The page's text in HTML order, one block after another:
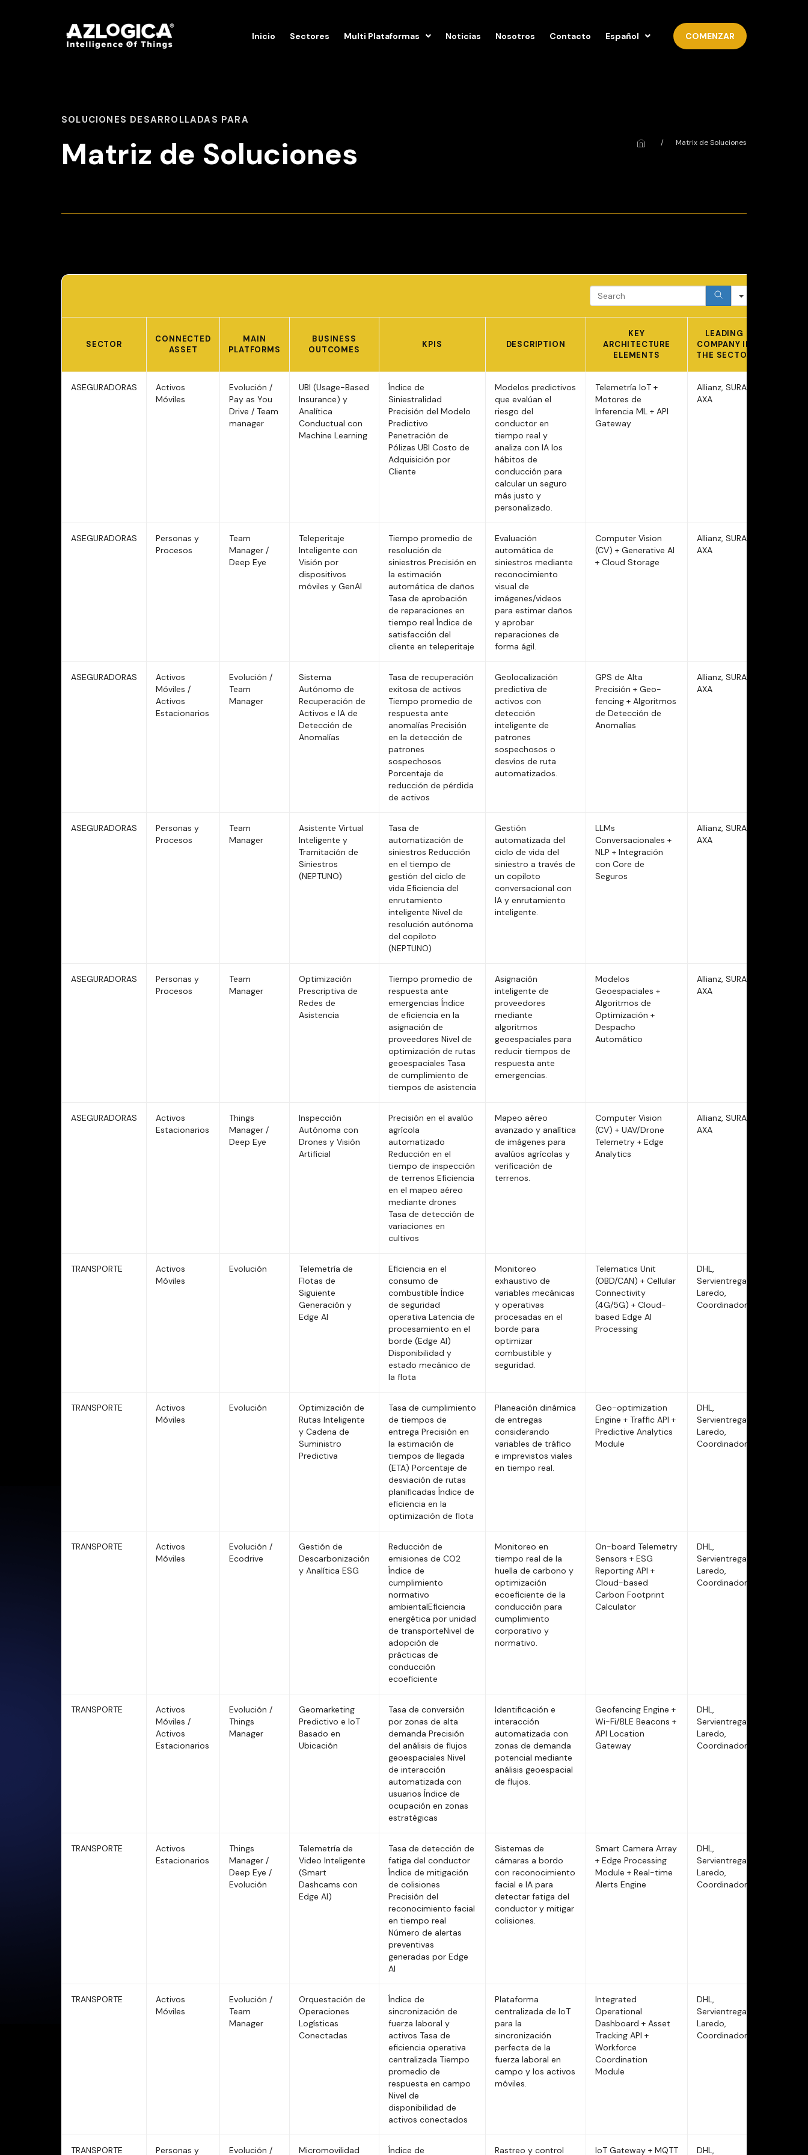
Inicio Sectores Multi Plataformas Noticias Nosotros Contacto Español COMENZAR
SOLUCIONES DESARROLLADAS PARA
Matriz de Soluciones / Matrix de Soluciones
SEARCH
SECTOR
CONNECTED
ASSET
MAIN
PLATFORMS
BUSINESS
OUTCOMES
KPIS DESCRIPTION
KEY
ARCHITECTURE
ELEMENTS
LEADING
COMPANY IN
THE SECTOR
ASEGURADORAS
Activos
Móviles
Evolución /
Pay as You
Drive / Team
manager
UBI (Usage-Based
Insurance) y
Analítica
Conductual con
Machine Learning
Índice de
Siniestralidad
Precisión del Modelo
Predictivo
Penetración de
Pólizas UBI Costo de
Adquisición por
Cliente
Modelos predictivos
que evalúan el
riesgo del
conductor en
tiempo real y
analiza con IA los
hábitos de
conducción para
calcular un seguro
más justo y
personalizado.
Telemetría IoT +
Motores de
Inferencia ML + API
Gateway
Allianz, SURA,
AXA
ASEGURADORAS
Personas y
Procesos
Team
Manager /
Deep Eye
Teleperitaje
Inteligente con
Visión por
dispositivos
móviles y GenAI
Tiempo promedio de
resolución de
siniestros Precisión en
la estimación
automática de daños
Tasa de aprobación
de reparaciones en
tiempo real Índice de
satisfacción del
cliente en teleperitaje
Evaluación
automática de
siniestros mediante
reconocimiento
visual de
imágenes/videos
para estimar daños
y aprobar
reparaciones de
forma ágil.
Computer Vision
(CV) + Generative AI
+ Cloud Storage
Allianz, SURA,
AXA
ASEGURADORAS
Activos
Móviles /
Activos
Estacionarios
Evolución /
Team
Manager
Sistema
Autónomo de
Recuperación de
Activos e IA de
Detección de
Anomalías
Tasa de recuperación
exitosa de activos
Tiempo promedio de
respuesta ante
anomalías Precisión
en la detección de
patrones
sospechosos
Porcentaje de
reducción de pérdida
de activos
Geolocalización
predictiva de
activos con
detección
inteligente de
patrones
sospechosos o
desvíos de ruta
automatizados.
GPS de Alta
Precisión + Geo-
fencing + Algoritmos
de Detección de
Anomalías
Allianz, SURA,
AXA
ASEGURADORAS
Personas y
Procesos
Team
Manager
Asistente Virtual
Inteligente y
Tramitación de
Siniestros
(NEPTUNO)
Tasa de
automatización de
siniestros Reducción
en el tiempo de
gestión del ciclo de
vida Eficiencia del
enrutamiento
inteligente Nivel de
resolución autónoma
del copiloto
(NEPTUNO)
Gestión
automatizada del
ciclo de vida del
siniestro a través de
un copiloto
conversacional con
IA y enrutamiento
inteligente.
LLMs
Conversacionales +
NLP + Integración
con Core de
Seguros
Allianz, SURA,
AXA
ASEGURADORAS
Personas y
Procesos
Team
Manager
Optimización
Prescriptiva de
Redes de
Asistencia
Tiempo promedio de
respuesta ante
emergencias Índice
de eficiencia en la
asignación de
proveedores Nivel de
optimización de rutas
geoespaciales Tasa
de cumplimiento de
tiempos de asistencia
Asignación
inteligente de
proveedores
mediante
algoritmos
geoespaciales para
reducir tiempos de
respuesta ante
emergencias.
Modelos
Geoespaciales +
Algoritmos de
Optimización +
Despacho
Automático
Allianz, SURA,
AXA
ASEGURADORAS
Activos
Estacionarios
Things
Manager /
Deep Eye
Inspección
Autónoma con
Drones y Visión
Artificial
Precisión en el avalúo
agrícola
automatizado
Reducción en el
tiempo de inspección
de terrenos Eficiencia
en el mapeo aéreo
mediante drones
Tasa de detección de
variaciones en
cultivos
Mapeo aéreo
avanzado y analítica
de imágenes para
avalúos agrícolas y
verificación de
terrenos.
Computer Vision
(CV) + UAV/Drone
Telemetry + Edge
Analytics
Allianz, SURA,
AXA
TRANSPORTE
Activos
Móviles
Evolución
Telemetría de
Flotas de
Siguiente
Generación y
Edge AI
Eficiencia en el
consumo de
combustible Índice
de seguridad
operativa Latencia de
procesamiento en el
borde (Edge AI)
Disponibilidad y
estado mecánico de
la flota
Monitoreo
exhaustivo de
variables mecánicas
y operativas
procesadas en el
borde para
optimizar
combustible y
seguridad.
Telematics Unit
(OBD/CAN) + Cellular
Connectivity
(4G/5G) + Cloud-
based Edge AI
Processing
DHL,
Servientrega,
Laredo,
Coordinadora
TRANSPORTE
Activos
Móviles
Evolución
Optimización de
Rutas Inteligente
y Cadena de
Suministro
Predictiva
Tasa de cumplimiento
de tiempos de
entrega Precisión en
la estimación de
tiempos de llegada
(ETA) Porcentaje de
desviación de rutas
planificadas Índice de
eficiencia en la
optimización de flota
Planeación dinámica
de entregas
considerando
variables de tráfico
e imprevistos viales
en tiempo real.
Geo-optimization
Engine + Traffic API +
Predictive Analytics
Module
DHL,
Servientrega,
Laredo,
Coordinadora
TRANSPORTE
Activos
Móviles
Evolución /
Ecodrive
Gestión de
Descarbonización
y Analítica ESG
Reducción de
emisiones de CO2
Índice de
cumplimiento
normativo
ambientalEficiencia
energética por unidad
de transporteNivel de
adopción de
prácticas de
conducción
ecoeficiente
Monitoreo en
tiempo real de la
huella de carbono y
optimización
ecoeficiente de la
conducción para
cumplimiento
corporativo y
normativo.
On-board Telemetry
Sensors + ESG
Reporting API +
Cloud-based
Carbon Footprint
Calculator
DHL,
Servientrega,
Laredo,
Coordinadora
TRANSPORTE
Activos
Móviles /
Activos
Estacionarios
Evolución /
Things
Manager
Geomarketing
Predictivo e IoT
Basado en
Ubicación
Tasa de conversión
por zonas de alta
demanda Precisión
del análisis de flujos
geoespaciales Nivel
de interacción
automatizada con
usuarios Índice de
ocupación en zonas
estratégicas
Identificación e
interacción
automatizada con
zonas de demanda
potencial mediante
análisis geoespacial
de flujos.
Geofencing Engine +
Wi-Fi/BLE Beacons +
API Location
Gateway
DHL,
Servientrega,
Laredo,
Coordinadora
TRANSPORTE
Activos
Estacionarios
Things
Manager /
Deep Eye /
Evolución
Telemetría de
Video Inteligente
(Smart
Dashcams con
Edge AI)
Tasa de detección de
fatiga del conductor
Índice de mitigación
de colisiones
Precisión del
reconocimiento facial
en tiempo real
Número de alertas
preventivas
generadas por Edge
AI
Sistemas de
cámaras a bordo
con reconocimiento
facial e IA para
detectar fatiga del
conductor y mitigar
colisiones.
Smart Camera Array
+ Edge Processing
Module + Real-time
Alerts Engine
DHL,
Servientrega,
Laredo,
Coordinadora
TRANSPORTE
Activos
Móviles
Evolución /
Team
Manager
Orquestación de
Operaciones
Logísticas
Conectadas
Índice de
sincronización de
fuerza laboral y
activos Tasa de
eficiencia operativa
centralizada Tiempo
promedio de
respuesta en campo
Nivel de
disponibilidad de
activos conectados
Plataforma
centralizada de IoT
para la
sincronización
perfecta de la
fuerza laboral en
campo y los activos
móviles.
Integrated
Operational
Dashboard + Asset
Tracking API +
Workforce
Coordination
Module
DHL,
Servientrega,
Laredo,
Coordinadora
TRANSPORTE Personas y Evolución / Micromovilidad Índice de Rastreo y control IoT Gateway + MQTT DHL,